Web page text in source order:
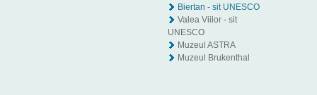
Biertan - sit UNESCO
Valea Viilor - sit
UNESCO
Muzeul ASTRA
Muzeul Brukenthal